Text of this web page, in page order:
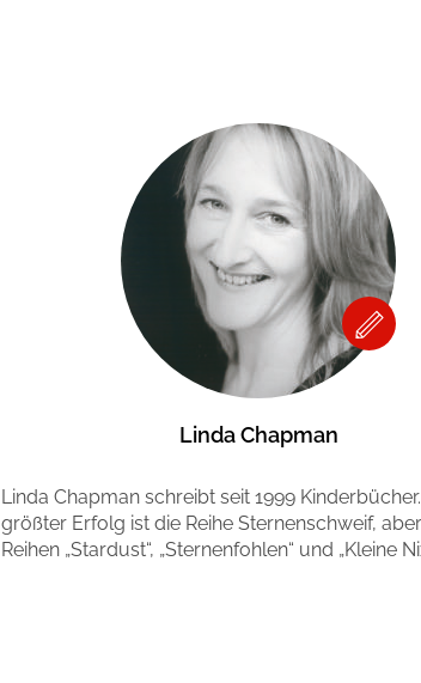
Linda Chapman
Linda Chapman schreibt seit 1999
größter Erfolg ist die Reihe Sternenschweif,
Reihen „Stardust“, „Sternenfohlen“ und „Kleine